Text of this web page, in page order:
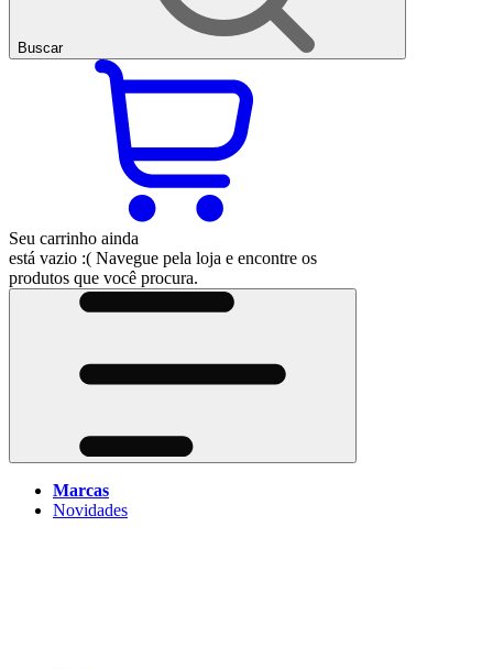
Buscar
Seu carrinho ainda
está vazio :( Navegue pela loja e encontre os
produtos que você procura.
Marcas
Novidades